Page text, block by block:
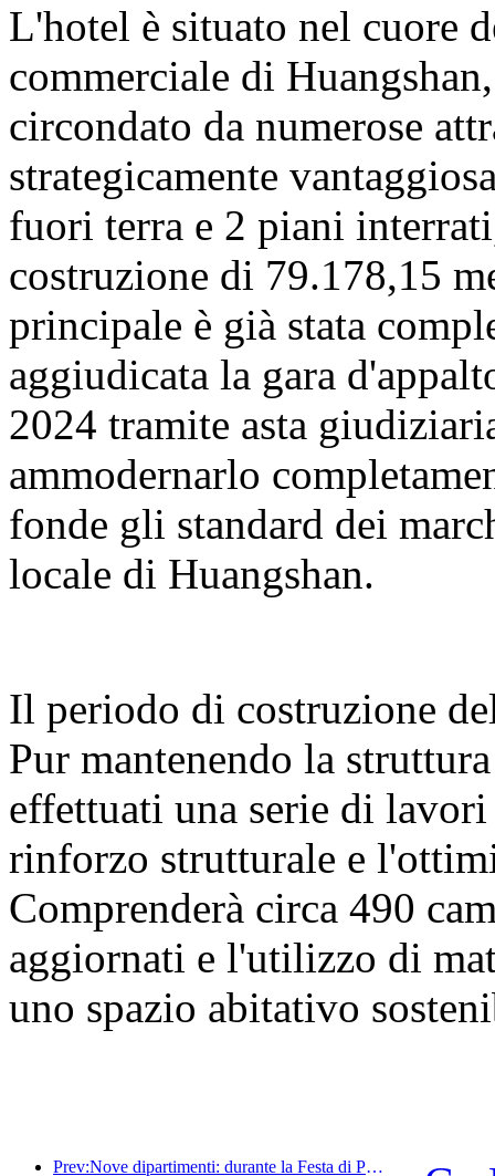
L'hotel è situato nel cuore
commerciale di
circondato da numerose
strategicamente
fuori terra e 2 piani
costruzione di 79.178,15
principale è già stata
aggiudicata la gara
2024 tramite asta
ammodernarlo
fonde gli standard dei
locale di Huangshan.
Il periodo di costruzione
Pur mantenendo la
effettuati una serie di
rinforzo strutturale e
Comprenderà circa 490
aggiornati e l'utilizzo di
uno spazio abitativo
Prev:Nove dipartimenti: durante la Festa di Primavera, le catene alberghiere e le case vacanze boutique offriranno misure preferenziali.